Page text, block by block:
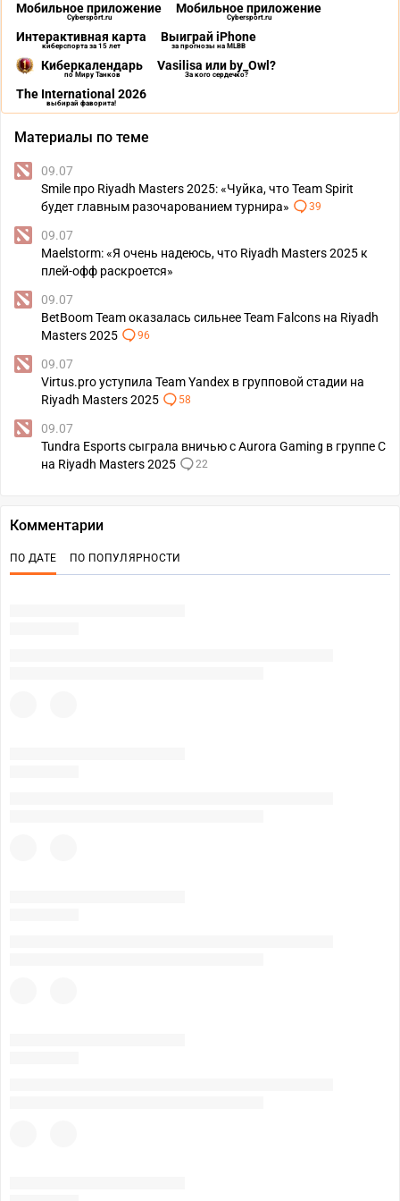
Мобильное приложение
Cybersport.ru
Мобильное приложение
Cybersport.ru
Интерактивная карта
киберспорта за 15 лет
Выиграй iPhone
за прогнозы на MLBB
Киберкалендарь
по Миру Танков
Vasilisa или by_Owl?
За кого сердечко?
The International 2026
выбирай фаворита!
Материалы по теме
09.07
Smile про Riyadh Masters 2025: «Чуйка, что Team Spirit
будет главным разочарованием турнира»
39
09.07
Maelstorm: «Я очень надеюсь, что Riyadh Masters 2025 к
плей-офф раскроется»
09.07
BetBoom Team оказалась сильнее Team Falcons на Riyadh
Masters 2025
96
09.07
Virtus.pro уступила Team Yandex в групповой стадии на
Riyadh Masters 2025
58
09.07
Tundra Esports сыграла вничью с Aurora Gaming в группе С
на Riyadh Masters 2025
22
Комментарии
ПО ДАТЕ ПО ПОПУЛЯРНОСТИ